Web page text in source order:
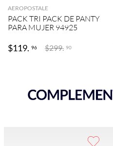
AEROPOSTALE
PACK TRI PACK DE PANTY
PARA MUJER 94925
$119. 96 $299. 90